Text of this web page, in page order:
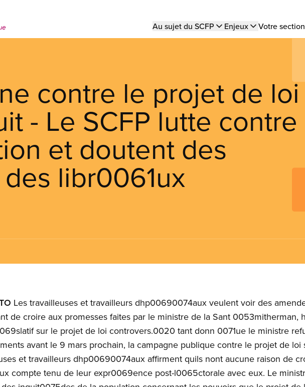
Main
Au sujet du SCFP Enjeux Votre
contre le projet de loi
- Le SCFP lutte contre
et doutent des
libr0061ux
Les travailleuses et travailleurs dhp00690074aux veulent voir des
de croire aux promesses faites par le ministre de la Sant 0053mitherman,
sur le projet de loi controvers.0020 tant donn 0071ue le ministre
avant le 9 mars prochain, la campagne publique contre le projet de loi
et travailleurs dhp00690074aux affirment quils nont aucune raison de
compte tenu de leur expr0069ence post-l0065ctorale avec eux. Le